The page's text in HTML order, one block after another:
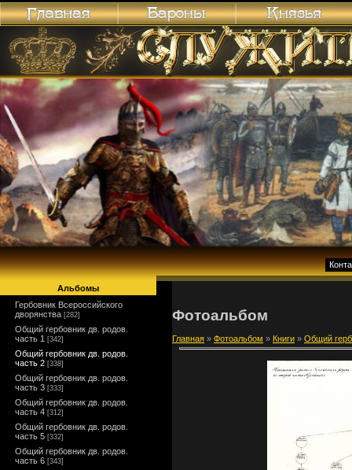
Альбомы
Гербовник Всероссийского
дворянства [282]
Общий гербовник дв. родов.
часть 1 [342]
Общий гербовник дв. родов.
часть 2 [338]
Общий гербовник дв. родов.
часть 3 [333]
Общий гербовник дв. родов.
часть 4 [312]
Общий гербовник дв. родов.
часть 5 [332]
Общий гербовник дв. родов.
часть 6 [343]
Фотоальбом
Главная » Фотоальбом » Книги » Общий